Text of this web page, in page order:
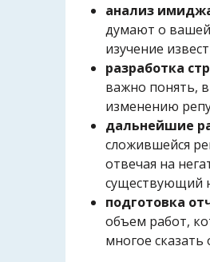
анализ
думают о
изучение
разработка
важно понять,
изменению
дальнейшие
сложившейся
отвечая на
существующий
подготовка
объем работ,
многое